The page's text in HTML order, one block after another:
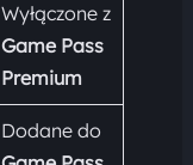
Wyłączone z
Game Pass
Premium
Dodane do